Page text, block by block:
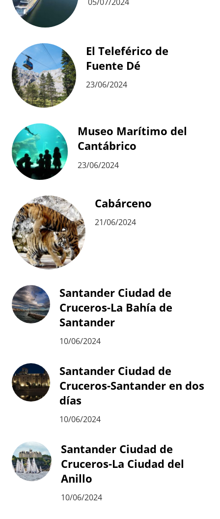
El Teleférico de
Fuente Dé
23/06/2024
Museo Marítimo del
Cantábrico
23/06/2024
Cabárceno
21/06/2024
Santander Ciudad de
Cruceros-La Bahía de
Santander
10/06/2024
Santander Ciudad de
Cruceros-Santander en dos
días
10/06/2024
Santander Ciudad de
Cruceros-La Ciudad del
Anillo
10/06/2024